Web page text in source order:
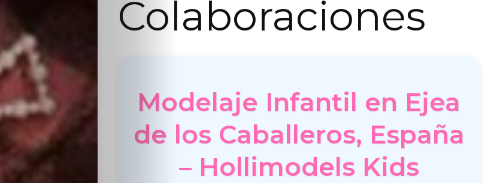
Colaboraciones
Modelaje Infantil en Ejea
de los Caballeros, España
– Hollimodels Kids